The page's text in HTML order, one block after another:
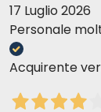
17 Luglio 2026
Personale
Acquirente